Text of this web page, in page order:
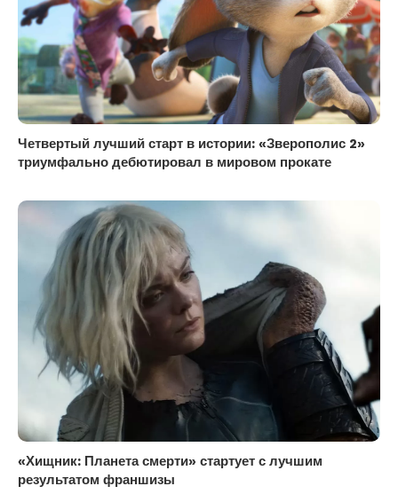
Четвертый лучший старт в истории: «Зверополис 2»
триумфально дебютировал в мировом прокате
«Хищник: Планета смерти» стартует с лучшим
результатом франшизы